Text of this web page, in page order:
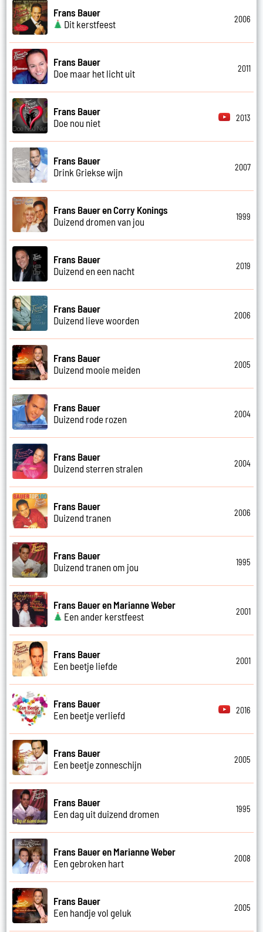
Frans Bauer
Dit kerstfeest
2006
Frans Bauer
Doe maar het licht uit
2011
Frans Bauer
Doe nou niet
2013
Frans Bauer
Drink Griekse wijn
2007
Frans Bauer en Corry Konings
Duizend dromen van jou
1999
Frans Bauer
Duizend en een nacht
2019
Frans Bauer
Duizend lieve woorden
2006
Frans Bauer
Duizend mooie meiden
2005
Frans Bauer
Duizend rode rozen
2004
Frans Bauer
Duizend sterren stralen
2004
Frans Bauer
Duizend tranen
2006
Frans Bauer
Duizend tranen om jou
1995
Frans Bauer en Marianne Weber
Een ander kerstfeest
2001
Frans Bauer
Een beetje liefde
2001
Frans Bauer
Een beetje verliefd
2016
Frans Bauer
Een beetje zonneschijn
2005
Frans Bauer
Een dag uit duizend dromen
1995
Frans Bauer en Marianne Weber
Een gebroken hart
2008
Frans Bauer
Een handje vol geluk
2005